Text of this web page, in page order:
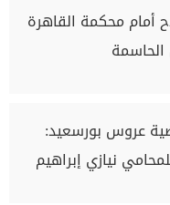
أمام محكمة القاهرة
الحاسمة
عروس بورسعيد:
نيازي إبراهيم